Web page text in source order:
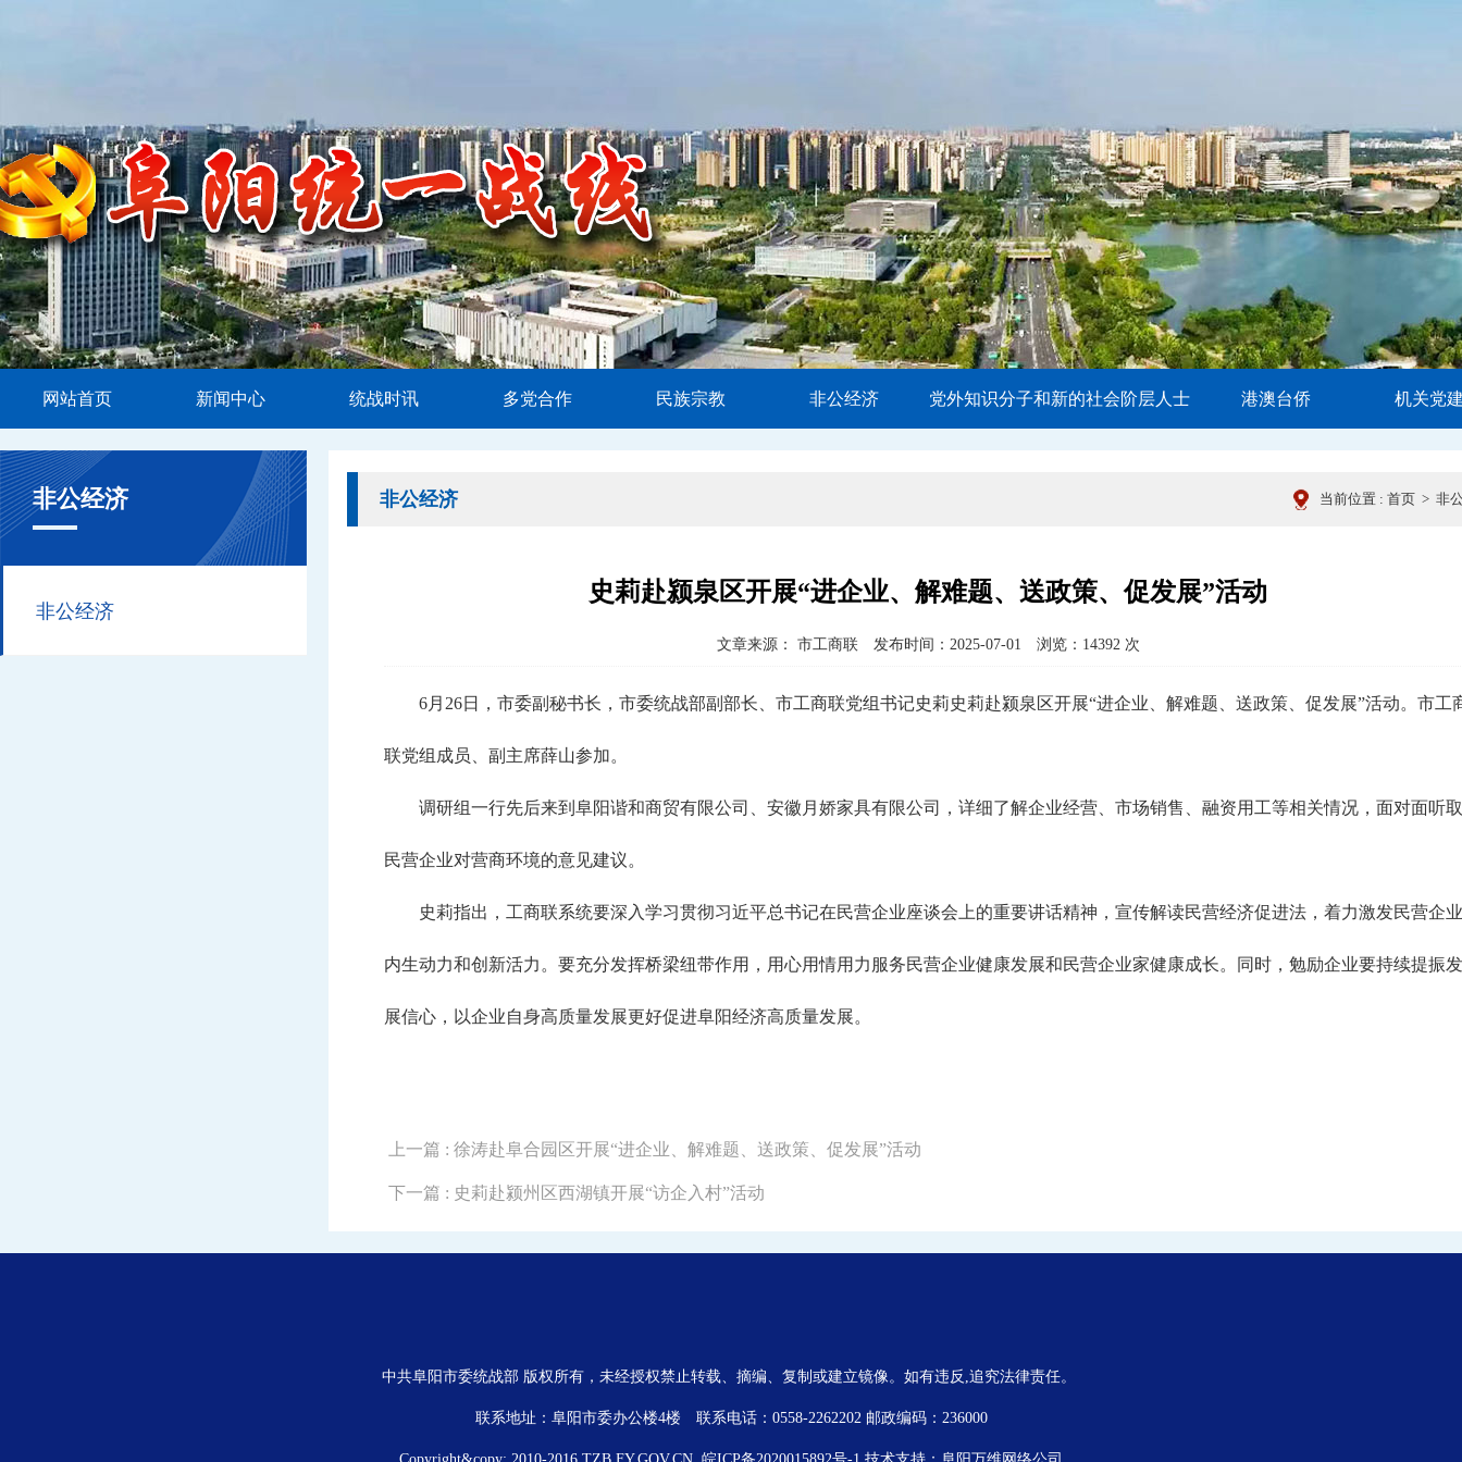
网站首页 新闻中心 统战时讯 多党合作 民族宗教 非公经济 党外知识分子和新的社会阶层人士 港澳台侨 机关党
非公经济 当前位置 : 首页 > 非
史莉赴颍泉区开展“进企业、解难题、送政策、促发展”活动
文章来源： 市工商联 发布时间：2025-07-01 浏览： 14392次
6月26日，市委副秘书长，市委统战部副部长、市工商联党组书记史莉史莉赴颍泉区开展“进企业、解难题、送政策、促发展”活动。市工
联党组成员、副主席薛山参加。
调研组一行先后来到阜阳谐和商贸有限公司、安徽月娇家具有限公司，详细了解企业经营、市场销售、融资用工等相关情况，面对面听取
民营企业对营商环境的意见建议。
史莉指出，工商联系统要深入学习贯彻习近平总书记在民营企业座谈会上的重要讲话精神，宣传解读民营经济促进法，着力激发民营企业
内生动力和创新活力。要充分发挥桥梁纽带作用，用心用情用力服务民营企业健康发展和民营企业家健康成长。同时，勉励企业要持续提振发
展信心，以企业自身高质量发展更好促进阜阳经济高质量发展。
上一篇 : 徐涛赴阜合园区开展“进企业、解难题、送政策、促发展”活动
下一篇 : 史莉赴颍州区西湖镇开展“访企入村”活动
非公经济
非公经济
中共阜阳市委统战部 版权所有，未经授权禁止转载、摘编、复制或建立镜像。如有违反,追究法律责任。
联系地址：阜阳市委办公楼4楼 联系电话：0558-2262202 邮政编码：236000